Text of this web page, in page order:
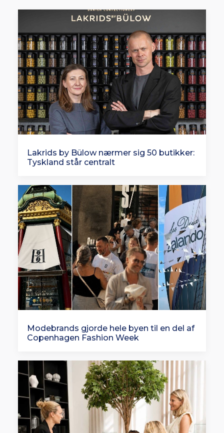
Lakrids by Bülow nærmer sig 50 butikker:
Tyskland står centralt
Modebrands gjorde hele byen til en del af
Copenhagen Fashion Week